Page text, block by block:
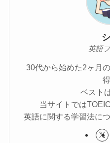
英語
30代から始めた2ヶ月
得
ベスト
当サイトでは
英語に関する学習法に